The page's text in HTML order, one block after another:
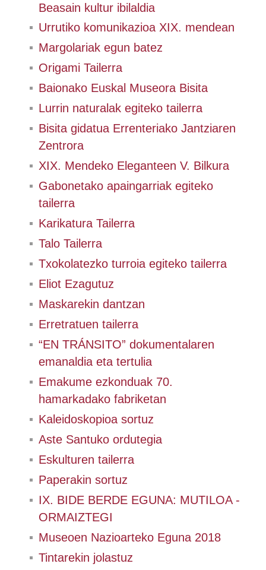
Beasain kultur ibilaldia
Urrutiko komunikazioa XIX. mendean
Margolariak egun batez
Origami Tailerra
Baionako Euskal Museora Bisita
Lurrin naturalak egiteko tailerra
Bisita gidatua Errenteriako Jantziaren
Zentrora
XIX. Mendeko Eleganteen V. Bilkura
Gabonetako apaingarriak egiteko
tailerra
Karikatura Tailerra
Talo Tailerra
Txokolatezko turroia egiteko tailerra
Eliot Ezagutuz
Maskarekin dantzan
Erretratuen tailerra
“EN TRÁNSITO” dokumentalaren
emanaldia eta tertulia
Emakume ezkonduak 70.
hamarkadako fabriketan
Kaleidoskopioa sortuz
Aste Santuko ordutegia
Eskulturen tailerra
Paperakin sortuz
IX. BIDE BERDE EGUNA: MUTILOA -
ORMAIZTEGI
Museoen Nazioarteko Eguna 2018
Tintarekin jolastuz